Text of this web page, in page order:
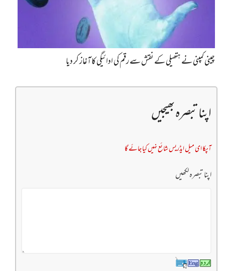
چینی کمپنی نے ہتھیلی کے نقش سے رقم کی ادائیگی کا آغاز کر دیا
اپنا تبصرہ بھیجیں
آپکا ای میل ایڈریس شائع نہیں کیا جائے گا
اپنا تبصرہ لکھیں